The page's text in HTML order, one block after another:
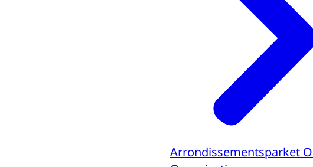
Arrondissementsparket